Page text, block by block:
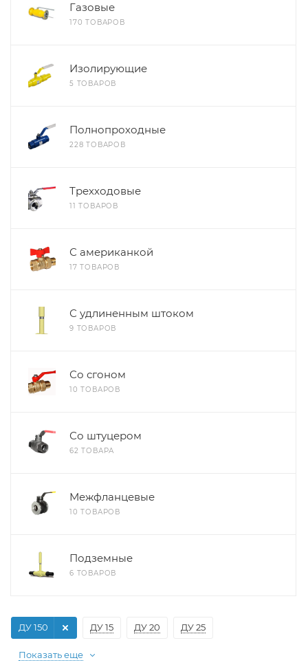
Газовые
170 ТОВАРОВ
Изолирующие
5 ТОВАРОВ
Полнопроходные
228 ТОВАРОВ
Трехходовые
11 ТОВАРОВ
С американкой
17 ТОВАРОВ
С удлиненным штоком
9 ТОВАРОВ
Со сгоном
10 ТОВАРОВ
Со штуцером
62 ТОВАРА
Межфланцевые
10 ТОВАРОВ
Подземные
6 ТОВАРОВ
ДУ 15 ДУ 20 ДУ 25
ДУ 150
Показать еще